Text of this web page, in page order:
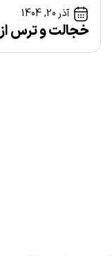
آذر 20, 1404
خجالت و ترس